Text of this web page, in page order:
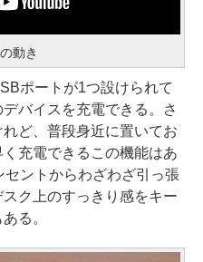
動き
ポートが1つ設けられて
バイスを充電できる。さ
ど、普段身近に置いてお
充電できるこの機能はあ
ントからわざわざ引っ張
ク上のすっきり感をキー
る。